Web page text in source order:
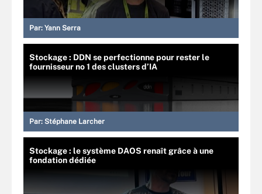
Par: Yann Serra
Stockage : DDN se perfectionne pour rester le
fournisseur no 1 des clusters d’IA
Par: Stéphane Larcher
Stockage : le système DAOS renaît grâce à une
fondation dédiée